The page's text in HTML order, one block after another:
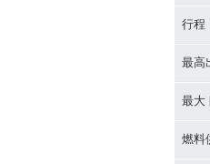
行程
最高
最大
燃料